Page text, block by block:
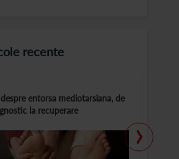
recente
entorsa mediotarsiana, de
la recuperare
›